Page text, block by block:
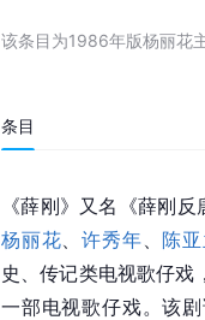
该条目为1986年版杨丽花
条目
《薛刚》又名《薛刚
杨丽花 、许秀年 、陈
史、传记类电视歌仔
一部电视歌仔戏。该